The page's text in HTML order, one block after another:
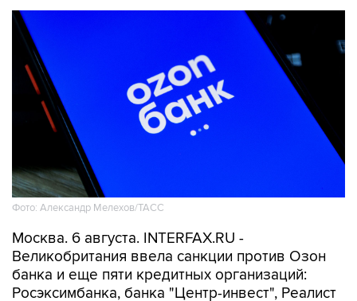
Фото: Александр Мелехов/ТАСС
Москва. 6 августа. INTERFAX.RU -
Великобритания ввела санкции против Озон
банка и еще пяти кредитных организаций:
Росэксимбанка, банка "Центр-инвест", Реалист